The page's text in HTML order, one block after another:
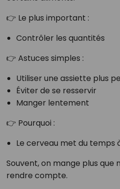
👉 Le plus important :
Contrôler les quantités
👉 Astuces simples :
Utiliser une assiette plus
Éviter de se resservir
Manger lentement
👉 Pourquoi :
Le cerveau met du temps
Souvent, on mange plus que
rendre compte.